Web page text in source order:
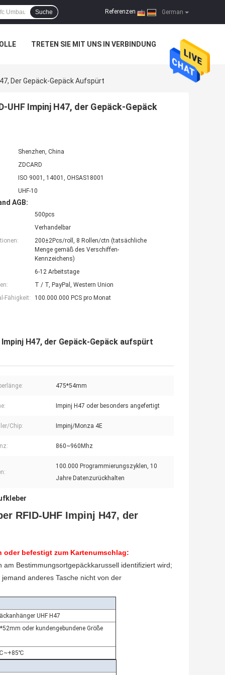
German
Referenzen |
Suche
TRETEN SIE MIT UNS IN VERBINDUNG
Der Gepäck-Gepäck Aufspürt
Impinj H47, der Gepäck-Gepäck
Shenzhen, China
ZDCARD
ISO 9001, 14001, OHSAS18001
UHF-10
AGB:
500pcs
Verhandelbar
200±2Pcs/roll, 8 Rollen/ctn (tatsächliche
Menge gemäß des Verschiffen-
Kennzeichens)
6-12 Arbeitstage
T / T, PayPal, Western Union
Fähigkeit:
100.000.000 PCS pro Monat
H47, der Gepäck-Gepäck aufspürt
475*54mm
Impinj H47 oder besonders angefertigt
Chip: Impinj/Monza 4E
860~960Mhz
100.000 Programmierungszyklen, 10
Jahre Datenzurückhalten
RFID-UHF Impinj H47, der
oder befestigt zum Kartenumschlag:
Bestimmungsortgepäckkarussell identifiziert wird;
anderes Tasche nicht von der
UHF H47
oder kundengebundene Größe